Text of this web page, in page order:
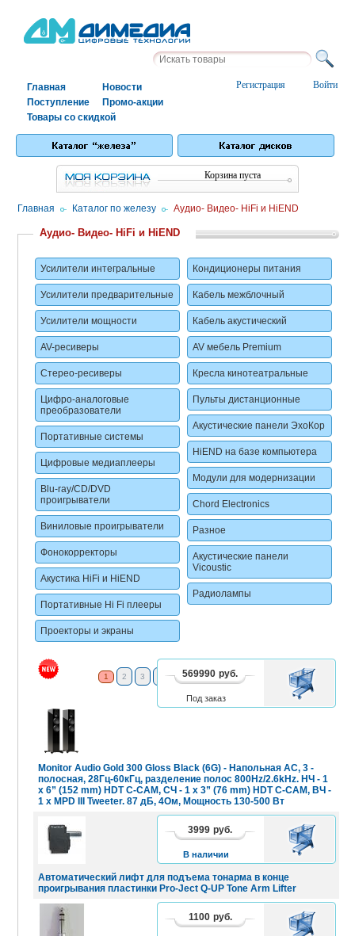
Войти
Регистрация
Главная
Новости
Поступление
Промо-акции
Товары со скидкой
Корзина пуста
Главная / Каталог по железу / Аудио- Видео- HiFi и HiEND
Аудио- Видео- HiFi и HiEND
Усилители интегральные
Усилители предварительные
Усилители мощности
AV-ресиверы
Стерео-ресиверы
Цифро-аналоговые
преобразователи
Портативные системы
Цифровые медиаплееры
Blu-ray/CD/DVD
проигрыватели
Виниловые проигрыватели
Фонокорректоры
Акустика HiFi и HiEND
Портативные Hi Fi плееры
Проекторы и экраны
Кондиционеры питания
Кабель межблочный
Кабель акустический
AV мебель Premium
Кресла кинотеатральные
Пульты дистанционные
Акустические панели ЭхоКор
HiEND на базе компьютера
Модули для модернизации
Chord Electronics
Разное
Акустические панели
Vicoustic
Радиолампы
1 2 3 6 7 8 2 - 16
Monitor Audio Gold 300 Gloss Black (6G) - Напольная АС, 3 -
полосная, 28Гц-60кГц, разделение полос 800Hz/2.6kHz. НЧ - 1
x 6” (152 mm) HDT C-CAM, СЧ - 1 x 3” (76 mm) HDT C-CAM, ВЧ -
1 x MPD III Tweeter. 87 дБ, 4Ом, Мощность 130-500 Вт
569990 руб.
Под заказ
В
КОРЗИНУ
Автоматический лифт для подъема тонарма в конце
проигрывания пластинки Pro-Ject Q-UP Tone Arm Lifter
3999 руб.
В наличии
В
КОРЗИНУ
1100 руб.
В